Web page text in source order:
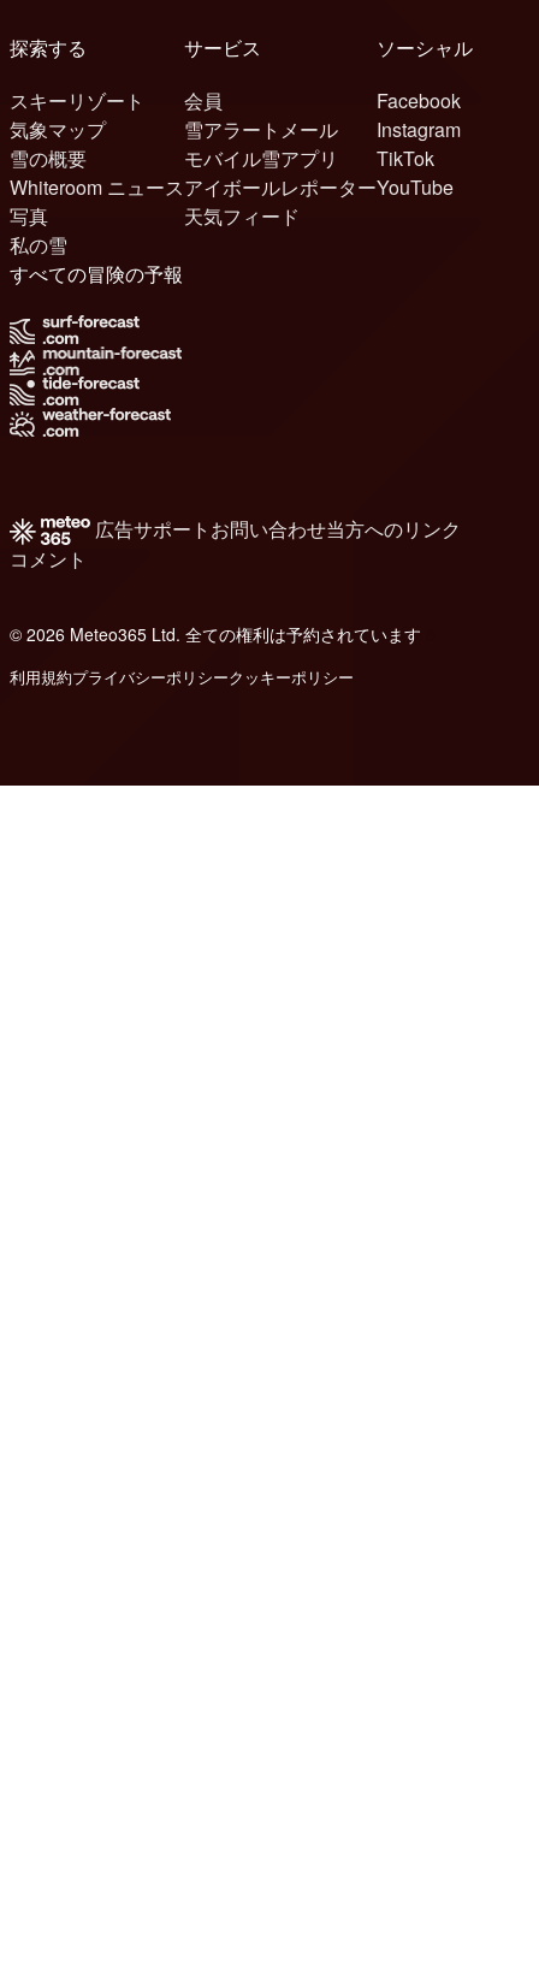
探索する
スキーリゾート
気象マップ
雪の概要
Whiteroom ニュース
写真
私の雪
サービス
会員
雪アラートメール
モバイル雪アプリ
アイボールレポーター
天気フィード
ソーシャル
Facebook
Instagram
TikTok
YouTube
すべての冒険の予報
広告サポート お問い合わせ当方へのリンク
コメント
© 2026 Meteo365 Ltd. 全ての権利は予約されています
利用規約プライバシーポリシークッキーポリシー